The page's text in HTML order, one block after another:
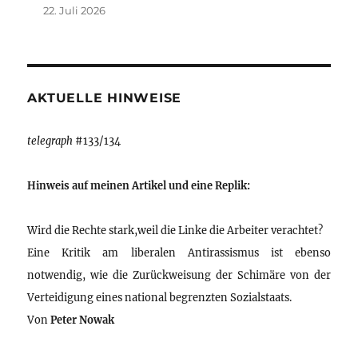
22. Juli 2026
AKTUELLE HINWEISE
telegraph #133/134
Hinweis auf meinen Artikel und eine Replik:
Wird die Rechte stark,weil die Linke die Arbeiter verachtet?
Eine Kritik am liberalen Antirassismus ist ebenso
notwendig, wie die Zurückweisung der Schimäre von der
Verteidigung eines national begrenzten Sozialstaats.
VonPeter Nowak